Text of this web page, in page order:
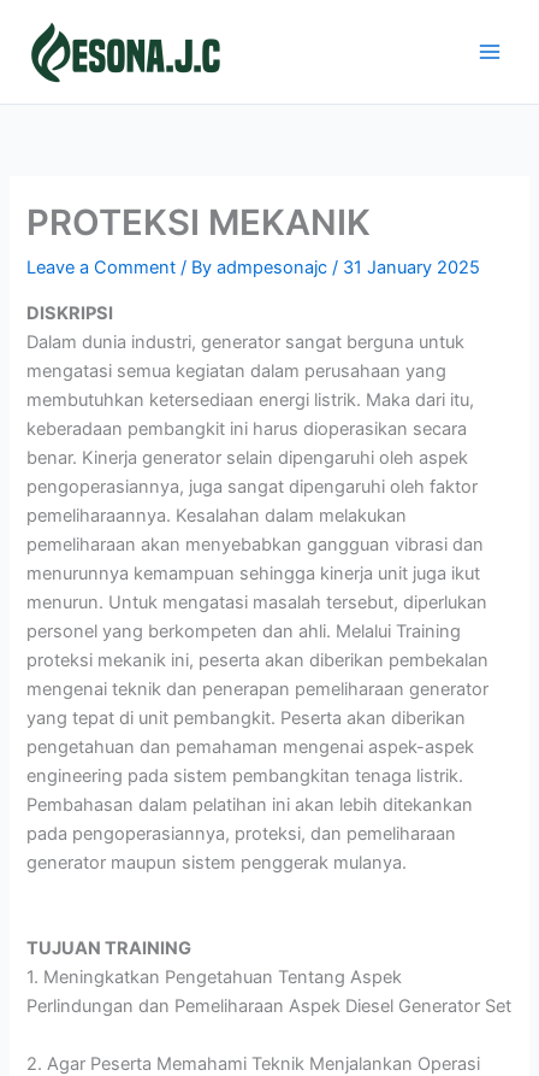
content
PROTEKSI MEKANIK
Leave a Comment / Byadmpesonajc/ 31 January 2025
DISKRIPSI
Dalam dunia industri, generator sangat berguna untuk
mengatasi semua kegiatan dalam perusahaan yang
membutuhkan ketersediaan energi listrik. Maka dari itu,
keberadaan pembangkit ini harus dioperasikan secara
benar. Kinerja generator selain dipengaruhi oleh aspek
pengoperasiannya, juga sangat dipengaruhi oleh faktor
pemeliharaannya. Kesalahan dalam melakukan
pemeliharaan akan menyebabkan gangguan vibrasi dan
menurunnya kemampuan sehingga kinerja unit juga ikut
menurun. Untuk mengatasi masalah tersebut, diperlukan
personel yang berkompeten dan ahli. Melalui Training
proteksi mekanik ini, peserta akan diberikan pembekalan
mengenai teknik dan penerapan pemeliharaan generator
yang tepat di unit pembangkit. Peserta akan diberikan
pengetahuan dan pemahaman mengenai aspek-aspek
engineering pada sistem pembangkitan tenaga listrik.
Pembahasan dalam pelatihan ini akan lebih ditekankan
pada pengoperasiannya, proteksi, dan pemeliharaan
generator maupun sistem penggerak mulanya.
TUJUAN TRAINING
1. Meningkatkan Pengetahuan Tentang Aspek
Perlindungan dan Pemeliharaan Aspek Diesel Generator Set
2. Agar Peserta Memahami Teknik Menjalankan Operasi